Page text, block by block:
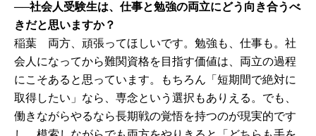
──社会人受験生は、仕事と勉強の両立にどう向き合うべ
きだと思いますか？
稲葉 両方、頑張ってほしいです。勉強も、仕事も。社
会人になってから難関資格を目指す価値は、両立の過程
にこそあると思っています。もちろん「短期間で絶対に
取得したい」なら、専念という選択もありえる。でも、
働きながらやるなら長期戦の覚悟を持つのが現実的です